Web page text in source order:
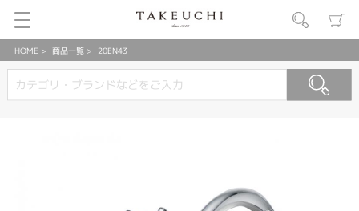
HOME 商品一覧 20EN43